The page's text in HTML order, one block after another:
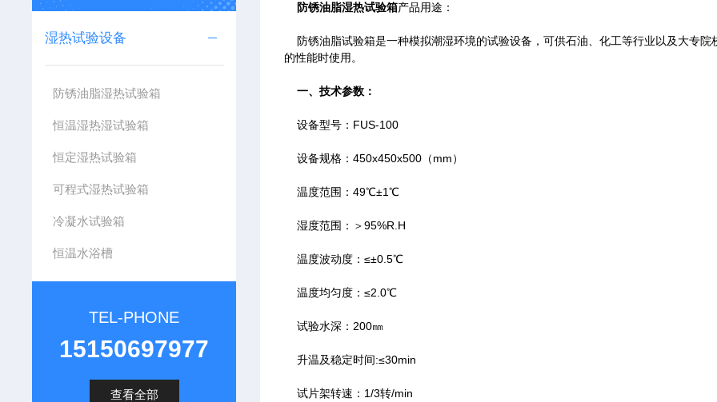
湿热试验设备
防锈油脂湿热试验箱
恒温湿热湿试验箱
恒定湿热试验箱
可程式湿热试验箱
冷凝水试验箱
恒温水浴槽
TEL-PHONE
15150697977
查看全部
防锈油脂湿热试验箱产品用途：
防锈油脂试验箱是一种模拟潮湿环境的试验设备，可供石油、化工等行业以及大专
的性能时使用。
一、技术参数：
设备型号：FUS-100
设备规格：450x450x500（mm）
温度范围：49℃±1℃
湿度范围：＞95%R.H
温度波动度：≤±0.5℃
温度均匀度：≤2.0℃
试验水深：200㎜
升温及稳定时间:≤30min
试片架转速：1/3转/min